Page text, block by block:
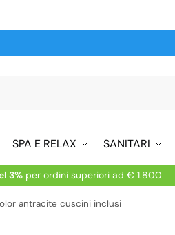
SPA E RELAX SANITARI
3%per ordini superiori ad € 1.800
antracite cuscini inclusi